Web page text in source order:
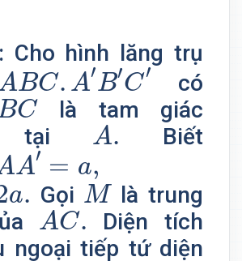
Cho hình lăng trụ
BC. A′B′C′
ABC.A′B′C′
có
C
C
là tam giác
tại A.
A. Biết
A′ = a,
= a,
a. Gọi M
Mlà trung
AC.
AC.
Diện tích
ngoại tiếp tứ diện